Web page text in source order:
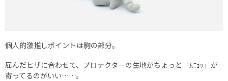
個人的激推しポイントは胸の部分。
屈んだヒザに合わせて、プロテクターの生地がちょっと「ﾑﾆｮｯ」が
寄ってるのがいい……。